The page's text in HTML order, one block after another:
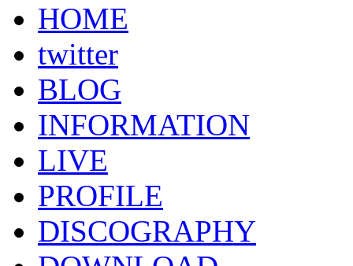
HOME
twitter
BLOG
INFORMATION
LIVE
PROFILE
DISCOGRAPHY